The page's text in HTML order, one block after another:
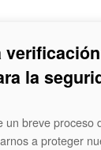
la
un breve proceso
a proteger